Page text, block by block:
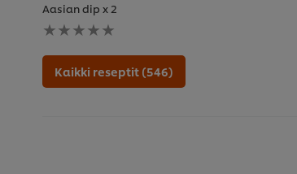
Aasian dip x 2
Ei
arvioita
tälle
recipe
Kaikki reseptit (546)